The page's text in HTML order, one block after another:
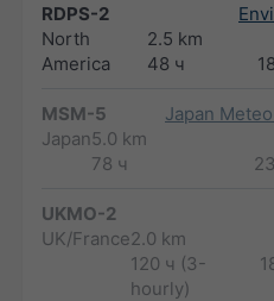
RDPS-2
North
America
2.5 km
48 ч
MSM-5
Japan5.0 km
78 ч
Japan
UKMO-2
UK/France2.0 km
120 ч (3-
hourly)